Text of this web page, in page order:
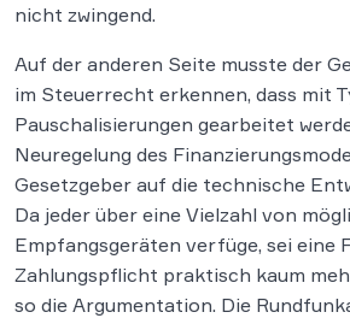
nicht zwingend.
Auf der anderen Seite musste der
im Steuerrecht erkennen, dass mit
Pauschalisierungen gearbeitet
Neuregelung des
Gesetzgeber auf die technische
Da jeder über eine Vielzahl von
Empfangsgeräten verfüge, sei eine
Zahlungspflicht praktisch kaum
so die Argumentation. Die